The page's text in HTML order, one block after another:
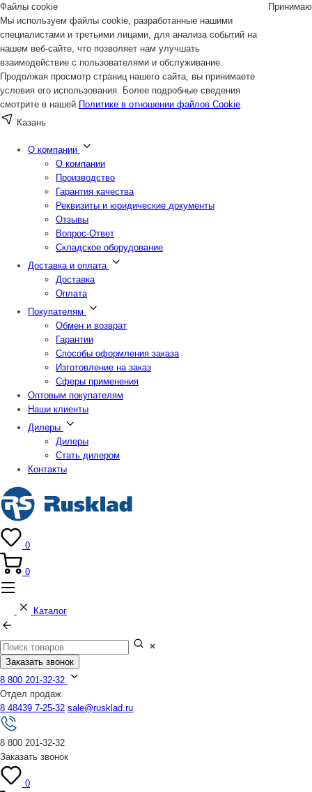
Файлы cookie
Мы используем файлы cookie, разработанные нашими
специалистами и третьими лицами, для анализа событий на
нашем веб-сайте, что позволяет нам улучшать
взаимодействие с пользователями и обслуживание.
Продолжая просмотр страниц нашего сайта, вы принимаете
условия его использования. Более подробные сведения
смотрите в нашей Политике в отношении файлов Cookie.
Принимаю
Казань
О компании
О компании
Производство
Гарантия качества
Реквизиты и юридические документы
Отзывы
Вопрос-Ответ
Складское оборудование
Доставка и оплата
Доставка
Оплата
Покупателям
Обмен и возврат
Гарантии
Способы оформления заказа
Изготовление на заказ
Сферы применения
Оптовым покупателям
Наши клиенты
Дилеры
Дилеры
Стать дилером
Контакты
0
0
Каталог
Заказать звонок
8 800 201-32-32
Отдел продаж
8 48439 7-25-32 sale@rusklad.ru
8 800 201-32-32
Заказать звонок
0